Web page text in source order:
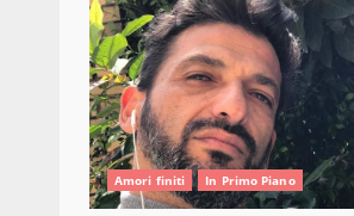
Amori finiti In Primo Piano